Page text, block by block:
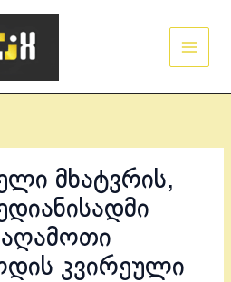
მხატვრის,
კვირეული